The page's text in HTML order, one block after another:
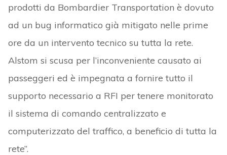
prodotti da Bombardier Transportation è dovuto
ad un bug informatico già mitigato nelle prime
ore da un intervento tecnico su tutta la rete.
Alstom si scusa per l’inconveniente causato ai
passeggeri ed è impegnata a fornire tutto il
supporto necessario a RFI per tenere monitorato
il sistema di comando centralizzato e
computerizzato del traffico, a beneficio di tutta la
rete”.